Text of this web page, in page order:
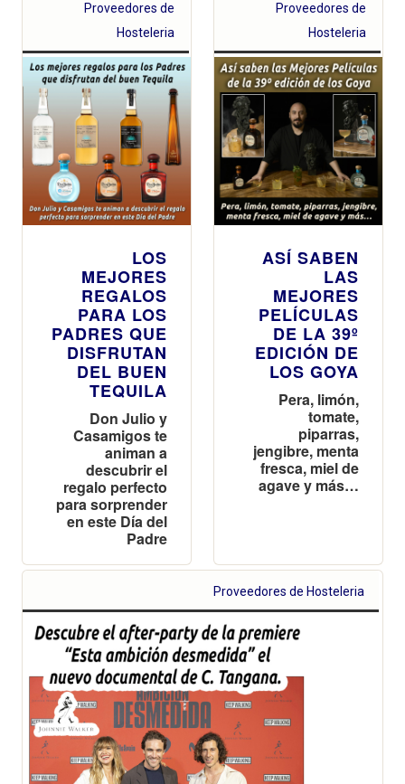
Casamigos, la
marca creada
por George
Clooney y sus
amigos
escenarios
musicales más
emblemáticos
del verano
Proveedores de
Hosteleria
LOS
MEJORES
REGALOS
PARA LOS
PADRES QUE
DISFRUTAN
DEL BUEN
TEQUILA
Don Julio y
Casamigos te
animan a
descubrir el
regalo perfecto
para sorprender
en este Día del
Padre
Proveedores de
Hosteleria
ASÍ SABEN
LAS
MEJORES
PELÍCULAS
DE LA 39º
EDICIÓN DE
LOS GOYA
Pera, limón,
tomate,
piparras,
jengibre, menta
fresca, miel de
agave y más…
Proveedores de Hosteleria